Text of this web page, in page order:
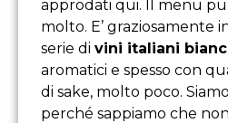
approdati qui. Il menu
molto. E’ graziosamente
serie di vini italiani
aromatici e spesso con
di sake, molto poco.
perché sappiamo che non